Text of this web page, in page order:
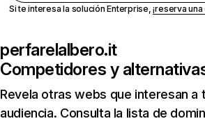
Si te interesa la solución Enterprise,¡reserva
perfarelalbero.it
Competidores y
Revela otras webs que interesan a
audiencia. Consulta la lista de